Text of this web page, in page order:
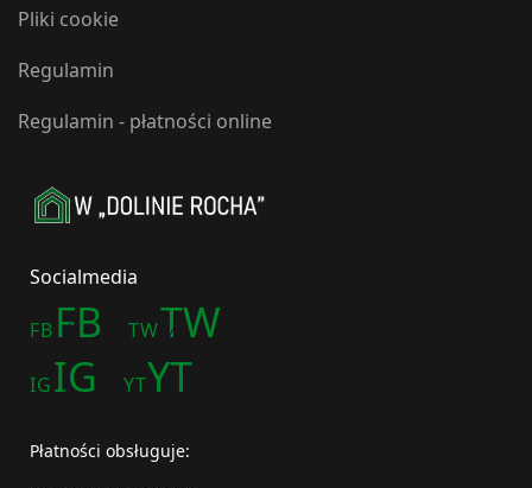
Pliki cookie
Regulamin
Regulamin - płatności online
Socialmedia
FB FB TWTW
IGIG YTYT
Płatności obsługuje: